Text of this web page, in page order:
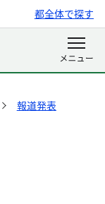
都全体で探す
報道発表